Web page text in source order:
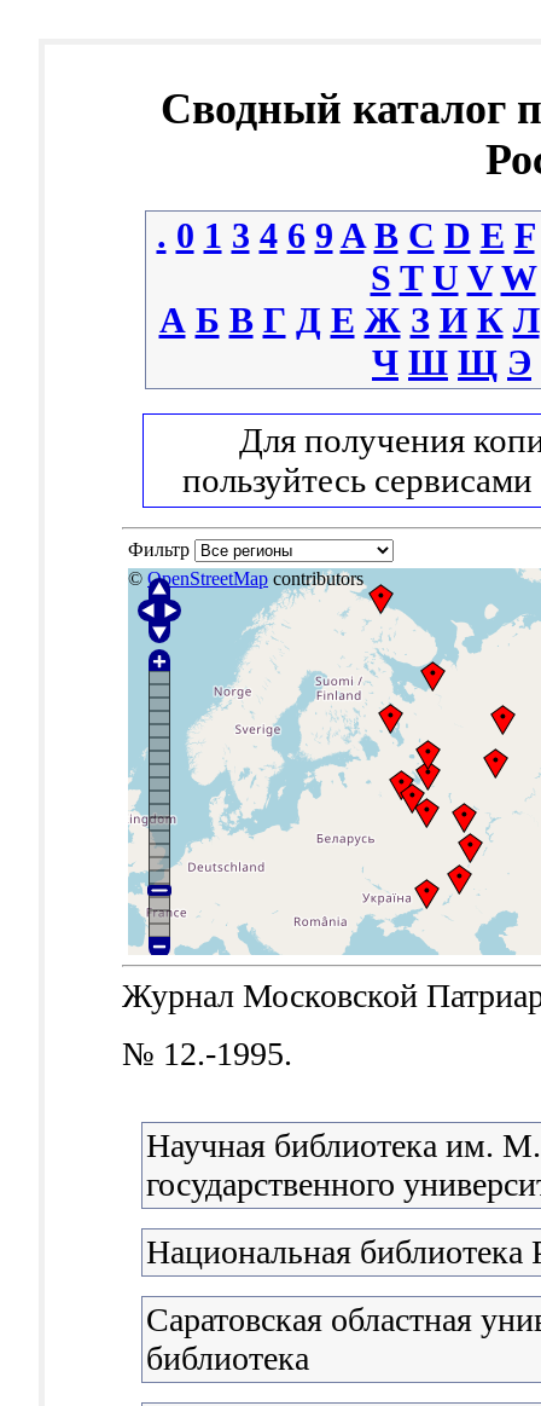
Сводный каталог
. 0 1 3 4 6 9 A B C D E F
S T U V W
А Б В Г Д Е Ж З И К Л
Ч Ш Щ Э
Для получения
пользуйтесь сервисами
Фильтр
© OpenStreetMap contributors
Журнал Московской
№ 12.-1995.
Научная библиотека им.
государственного
Национальная
Саратовская областная
библиотека